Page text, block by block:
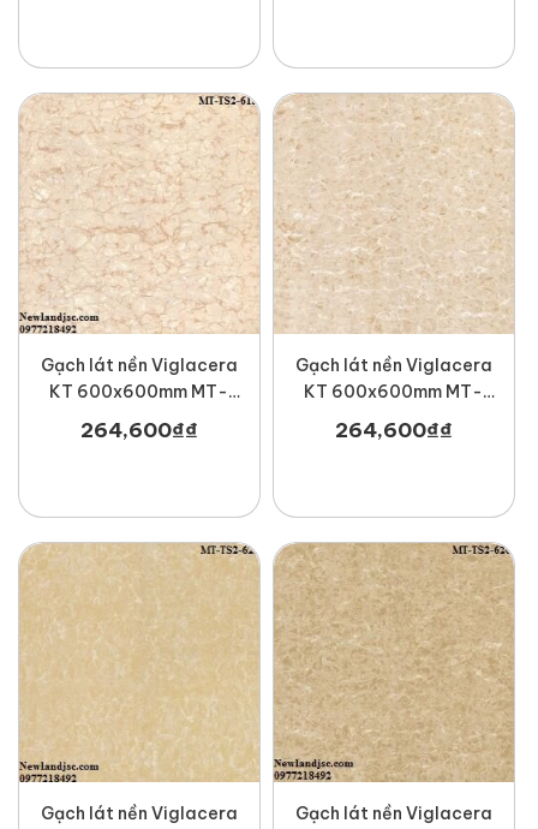
Gạch lát nền Viglacera
KT 600x600mm MT-
264,600₫₫
Gạch lát nền Viglacera
KT 600x600mm MT-
264,600₫₫
Gạch lát nền Viglacera
Gạch lát nền Viglacera